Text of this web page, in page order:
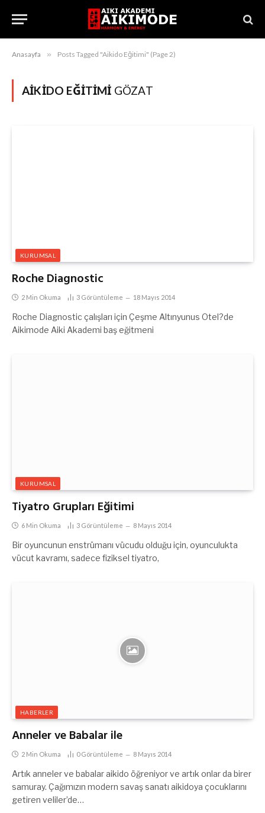
Anasayfa » Posts Tagged "Aikido Eğitimi" (Page 2)
AIKIDO EĞITIMI GÖZAT
KURUMSAL
Roche Diagnostic
2 Min Okuma 3 Görüntüleme 18 Mayıs 2014
Roche Diagnostic çalışları için Çeşme Altınyunus Otel?de
Aikimode Aiki Akademi baş eğitmeni
KURUMSAL
Tiyatro Grupları Eğitimi
6 Min Okuma 3 Görüntüleme 8 Mayıs 2014
Bir oyuncunun enstrümanı vücudu olduğu için, oyunculukta
vücut kavramı, sadece fiziksel tiyatro,
HABERLER
Anneler ve Babalar ile
2 Min Okuma 0Görüntüleme 8 Mayıs 2014
Artık anneler ve babalar aikido öğreniyor ve artık onlar da birer
samuray. Çağımızın modern savaş sanatı aikidoya çocuklarını
getiren veliler’de…